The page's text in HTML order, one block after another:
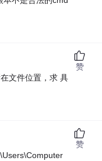
文件位置，求 具
赞
赞